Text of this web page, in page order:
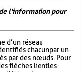
l'information pour
d’un réseau
chacun par un
par des nœuds. Pour
flèches lient les